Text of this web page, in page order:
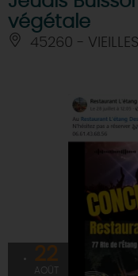
végétale
45260 -
22
AOÛT